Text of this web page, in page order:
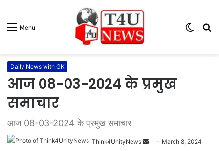
Menu
Switch
Daily News with GK
आज 08-03-2024 के प्रमुख
समाचार
आज 08-03-2024 के प्रमुख समाचार
Think4UnityNews March 8, 2024